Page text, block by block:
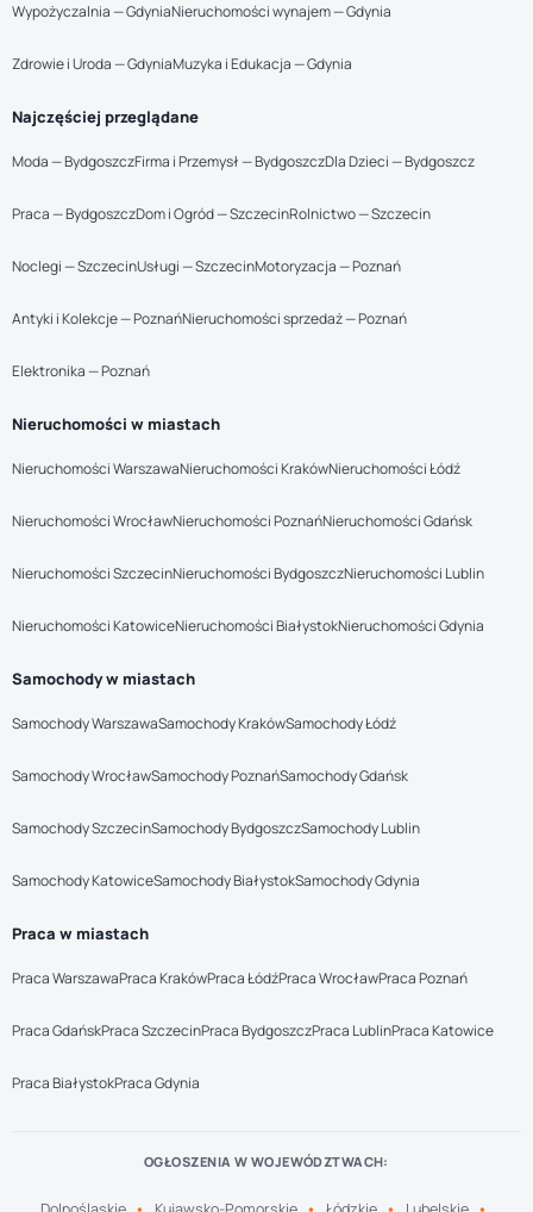
Wypożyczalnia — GdyniaNieruchomości wynajem — Gdynia
Zdrowie i Uroda — GdyniaMuzyka i Edukacja — Gdynia
Najczęściej przeglądane
Moda — BydgoszczFirma i Przemysł — BydgoszczDla Dzieci — Bydgoszcz
Praca — BydgoszczDom i Ogród — SzczecinRolnictwo — Szczecin
Noclegi — SzczecinUsługi — SzczecinMotoryzacja — Poznań
Antyki i Kolekcje — PoznańNieruchomości sprzedaż — Poznań
Elektronika — Poznań
Nieruchomości w miastach
Nieruchomości WarszawaNieruchomości KrakówNieruchomości Łódź
Nieruchomości WrocławNieruchomości PoznańNieruchomości Gdańsk
Nieruchomości SzczecinNieruchomości BydgoszczNieruchomości Lublin
Nieruchomości KatowiceNieruchomości BiałystokNieruchomości Gdynia
Samochody w miastach
Samochody WarszawaSamochody KrakówSamochody Łódź
Samochody WrocławSamochody PoznańSamochody Gdańsk
Samochody SzczecinSamochody BydgoszczSamochody Lublin
Samochody KatowiceSamochody BiałystokSamochody Gdynia
Praca w miastach
Praca WarszawaPraca KrakówPraca ŁódźPraca WrocławPraca Poznań
Praca GdańskPraca SzczecinPraca BydgoszczPraca LublinPraca Katowice
Praca BiałystokPraca Gdynia
OGŁOSZENIA W WOJEWÓDZTWACH: